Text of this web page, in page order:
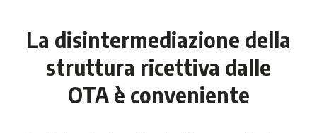
La disintermediazione della
struttura ricettiva dalle
OTA è conveniente